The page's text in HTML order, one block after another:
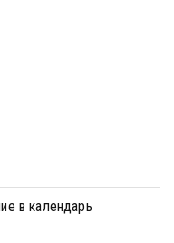
в календарь